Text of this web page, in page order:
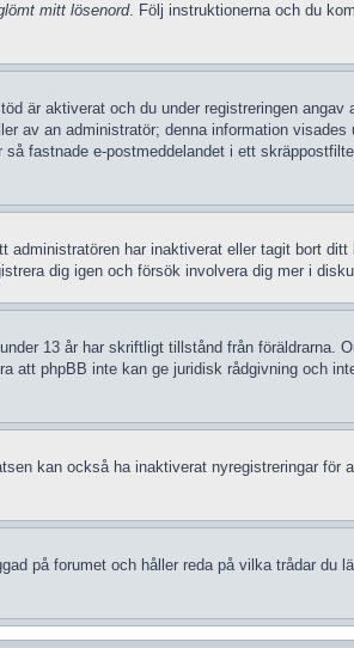
mitt lösenord. Följ instruktionerna och du
är aktiverat och du under registreringen angav
av an administratör; denna information visades
fastnade e-postmeddelandet i ett
har inaktiverat eller tagit bort ditt
dig igen och försök involvera dig mer i
13 år har skriftligt tillstånd från föräldrarna.
att phpBB inte kan ge juridisk rådgivning och
kan också ha inaktiverat nyregistreringar för
på forumet och håller reda på vilka trådar du